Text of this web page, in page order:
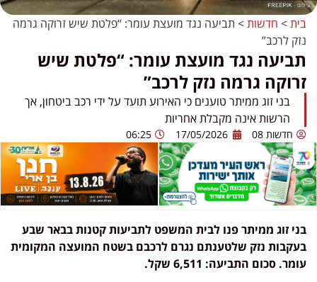
בית> חדשות> תביעה נגד מועצת עומר: “פלטת שיש זרוקה גרמה
נזק לרכב”
תביעה נגד מועצת עומר: “פלטת שיש
זרוקה גרמה נזק לרכב”
בני זוג ממיתר טוענים כי האירוע תועד על ידי רכב ביטחון, אך
הרשות אינה מקבלת אחריות
חדשות 08 17/05/2026
06:25
בני זוג ממיתר פנו לבית המשפט לתביעות קטנות בבאר שבע
בעקבות נזק שלטענתם נגרם לרכבם בשטח המועצה המקומית
עומר. סכום התביעה: 6,511 שקל.